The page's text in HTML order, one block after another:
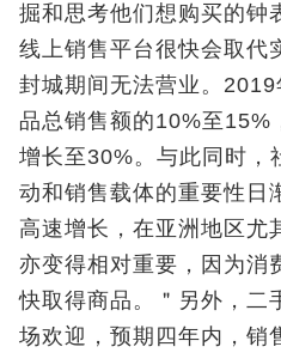
掘和思考他们想购买的钟
线上销售平台很快会取代
封城期间无法营业。
品总销售额的10%至15%
增长至30%。与此同时，
动和销售载体的重要性日
高速增长，在亚洲地区尤
亦变得相对重要，因为消
快取得商品。＂另外，二
场欢迎，预期四年内，销